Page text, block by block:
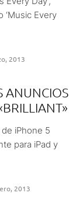
‘Music Every
2013
ANUNCIOS
iPhone 5
para iPad y
2013